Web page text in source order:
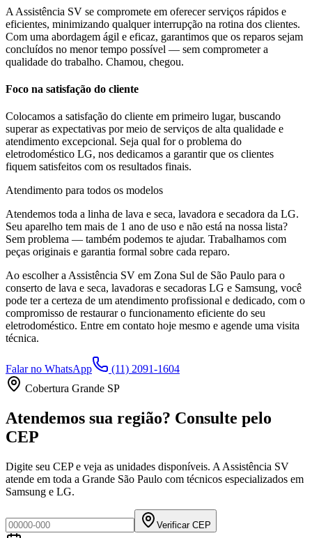
A Assistência SV se compromete em oferecer serviços rápidos e
eficientes, minimizando qualquer interrupção na rotina dos clientes.
Com uma abordagem ágil e eficaz, garantimos que os reparos sejam
concluídos no menor tempo possível — sem comprometer a
qualidade do trabalho. Chamou, chegou.
Foco na satisfação do cliente
Colocamos a satisfação do cliente em primeiro lugar, buscando
superar as expectativas por meio de serviços de alta qualidade e
atendimento excepcional. Seja qual for o problema do
eletrodoméstico LG, nos dedicamos a garantir que os clientes
fiquem satisfeitos com os resultados finais.
Atendimento para todos os modelos
Atendemos toda a linha de lava e seca, lavadora e secadora da LG.
Seu aparelho tem mais de 1 ano de uso e não está na nossa lista?
Sem problema — também podemos te ajudar. Trabalhamos com
peças originais e garantia formal sobre cada reparo.
Ao escolher a Assistência SV em Zona Sul de São Paulo para o
conserto de lava e seca, lavadoras e secadoras LG e Samsung, você
pode ter a certeza de um atendimento profissional e dedicado, com o
compromisso de restaurar o funcionamento eficiente do seu
eletrodoméstico. Entre em contato hoje mesmo e agende uma visita
técnica.
Falar no WhatsApp
(11) 2091-1604
Cobertura Grande SP
Atendemos sua região? Consulte pelo
CEP
Digite seu CEP e veja as unidades disponíveis. A Assistência SV
atende em toda a Grande São Paulo com técnicos especializados em
Samsung e LG.
Verificar CEP